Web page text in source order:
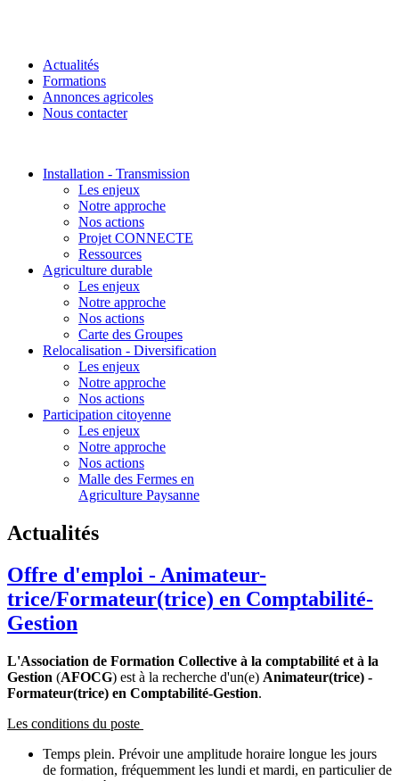
Actualités
Formations
Annonces agricoles
Nous contacter
Installation - Transmission
Les enjeux
Notre approche
Nos actions
Projet CONNECTE
Ressources
Agriculture durable
Les enjeux
Notre approche
Nos actions
Carte des Groupes
Relocalisation - Diversification
Les enjeux
Notre approche
Nos actions
Participation citoyenne
Les enjeux
Notre approche
Nos actions
Malle des Fermes en
Agriculture Paysanne
Actualités
Offre d'emploi - Animateur-
trice/Formateur(trice) en Comptabilité-
Gestion
L'Association de Formation Collective à la comptabilité et à la
Gestion (AFOCG) est à la recherche d'un(e) Animateur(trice) -
Formateur(trice) en Comptabilité-Gestion.
Les conditions du poste
Temps plein. Prévoir une amplitude horaire longue les jours
de formation, fréquemment les lundi et mardi, en particulier de